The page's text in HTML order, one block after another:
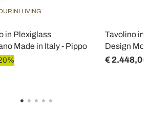
LIVING
in Plexiglass
Made in Italy - Pippo
Tavolino in
Design
€ 2.448,00